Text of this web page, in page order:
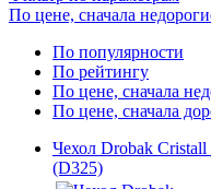
По цене, сначала
По популярности
По рейтингу
По цене, сначала
По цене, сначала
Чехол Drobak
(D325)